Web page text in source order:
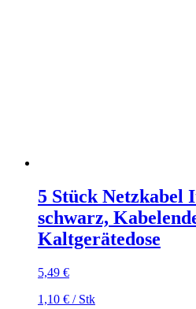
5 Stück Netzkabel
schwarz,
Kaltgerätedose
5,49 €
1,10 € / Stk